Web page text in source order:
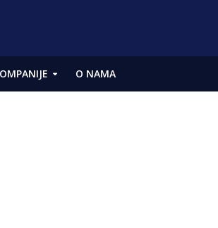
O NAMA